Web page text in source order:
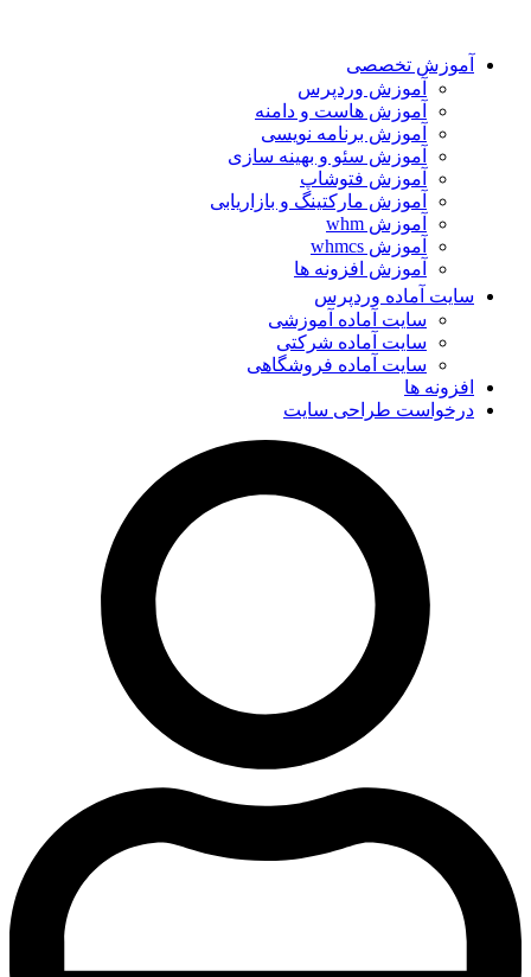
آموزش تخصصی
آموزش وردپرس
آموزش هاست و دامنه
آموزش برنامه نویسی
آموزش سئو و بهینه سازی
آموزش فتوشاپ
آموزش مارکتینگ و بازاریابی
آموزش whm
آموزش whmcs
آموزش افزونه ها
سایت آماده وردپرس
سایت آماده آموزشی
سایت آماده شرکتی
سایت آماده فروشگاهی
افزونه ها
درخواست طراحی سایت